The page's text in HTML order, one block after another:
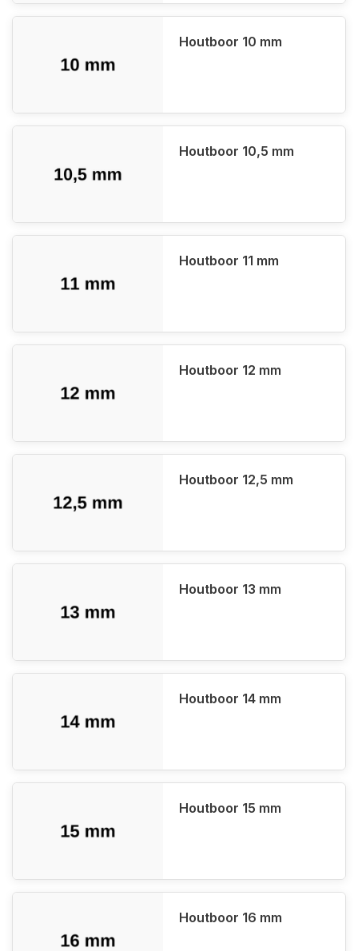
Houtboor 10 mm
Houtboor 10,5 mm
Houtboor 11 mm
Houtboor 12 mm
Houtboor 12,5 mm
Houtboor 13 mm
Houtboor 14 mm
Houtboor 15 mm
Houtboor 16 mm